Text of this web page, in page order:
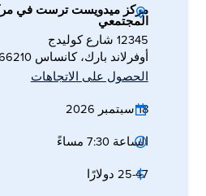
مركز ميدويست ترست في
المجتمعي
12345 شارع كوليدج
أوفرلاند بارك، كانساس 66210
الحصول على الاتجاهات
18 سبتمبر 2026
الساعة 7:30 مساءً
25-47 دولارًا